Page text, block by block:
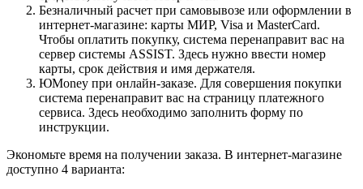
Безналичный расчет при самовывозе или оформлении в
интернет-магазине: карты МИР, Visa и MasterCard.
Чтобы оплатить покупку, система перенаправит вас на
сервер системы ASSIST. Здесь нужно ввести номер
карты, срок действия и имя держателя.
ЮMoney при онлайн-заказе. Для совершения покупки
система перенаправит вас на страницу платежного
сервиса. Здесь необходимо заполнить форму по
инструкции.
Экономьте время на получении заказа. В интернет-магазине
доступно 4 варианта: